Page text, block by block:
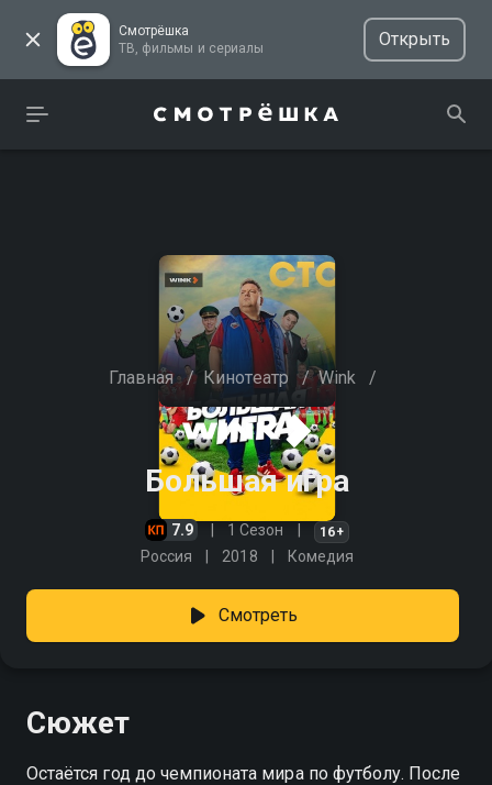
Смотрёшка
ТВ, фильмы и сериалы
Открыть
Главная / Кинотеатр / Wink /
Большая игра
7.9 1 Сезон 16+
Россия 2018 Комедия
Смотреть
Сюжет
Остаётся год до чемпионата мира по футболу. После